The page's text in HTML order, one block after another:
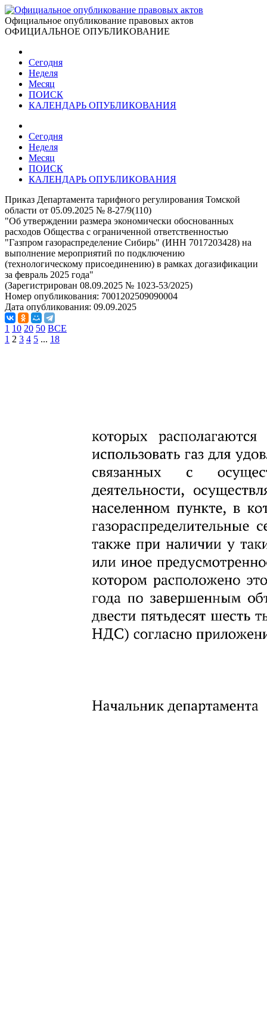
Официальное опубликование правовых актов
ОФИЦИАЛЬНОЕ ОПУБЛИКОВАНИЕ
Сегодня
Неделя
Месяц
ПОИСК
КАЛЕНДАРЬ ОПУБЛИКОВАНИЯ
Сегодня
Неделя
Месяц
ПОИСК
КАЛЕНДАРЬ ОПУБЛИКОВАНИЯ
Приказ Департамента тарифного регулирования Томской
области от 05.09.2025 № 8-27/9(110)
"Об утверждении размера экономически обоснованных
расходов Общества с ограниченной ответственностью
"Газпром газораспределение Сибирь" (ИНН 7017203428) на
выполнение мероприятий по подключению
(технологическому присоединению) в рамках догазификации
за февраль 2025 года"
(Зарегистрирован 08.09.2025 № 1023-53/2025)
Номер опубликования: 7001202509090004
Дата опубликования: 09.09.2025
1 10 20 50 ВСЕ
1 2 3 4 5 ... 18